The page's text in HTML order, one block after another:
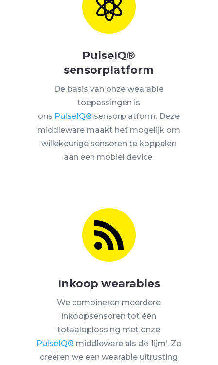

PulseIQ®
sensorplatform
De basis van onze wearable
toepassingen is
ons PulseIQ® sensorplatform. Deze
middleware maakt het mogelijk om
willekeurige sensoren te koppelen
aan een mobiel device.

Inkoop wearables
We combineren meerdere
inkoopsensoren tot één
totaaloplossing met onze
PulseIQ® middleware als de ‘lijm’. Zo
creëren we een wearable uitrusting